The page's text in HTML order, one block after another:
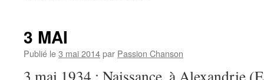
3 MAI
Publié le3 mai 2014par Passion Chanson
3 mai 1934 : Naissance, à Alexandrie